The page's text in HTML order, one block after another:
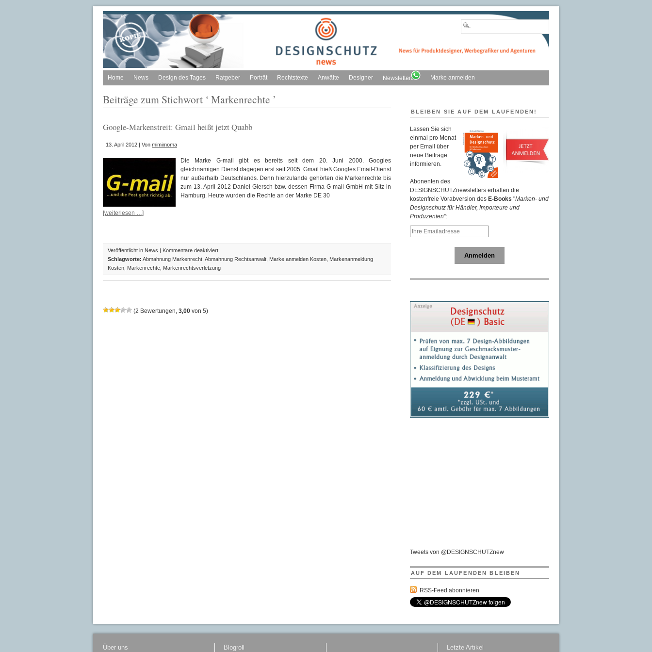
Home News Design des Tages Ratgeber Porträt Rechtstexte Anwälte Designer Newsletter Marke anmelden
Beiträge zum Stichwort ‘ Markenrechte ’
Google-Markenstreit: Gmail heißt jetzt Quabb
13. April 2012 | Von mimimoma
Die Marke G-mail gibt es bereits seit dem 20. Juni 2000. Googles
gleichnamigen Dienst dagegen erst seit 2005. Gmail hieß Googles Email-Dienst
nur außerhalb Deutschlands. Denn hierzulande gehörten die Markenrechte bis
zum 13. April 2012 Daniel Giersch bzw. dessen Firma G-mail GmbH mit Sitz in
Hamburg. Heute wurden die Rechte an der Marke DE 30
[weiterlesen …]
Veröffentlicht in News Kommentare deaktiviertfür
Google-
Markenstreit:
Schlagworte: Abmahnung Markenrecht, Abmahnung Rechtsanwalt, Marke anmelden Kosten, Markenanmeldung
Kosten, Markenrechte, Markenrechtsverletzung
(2 Bewertungen, 3,00 von 5)
BLEIBEN SIE AUF DEM LAUFENDEN!
Lassen Sie sich
einmal pro Monat
per Email über
neue Beiträge
informieren.
Abonenten des
DESIGNSCHUTZnewsletters erhalten die
kostenfreie Vorabversion des E-Books "Marken- und
Designschutz für Händler, Importeure und
Produzenten":
Anmelden
Tweets von @DESIGNSCHUTZnew
AUF DEM LAUFENDEN BLEIBEN
RSS-Feed abonnieren
Über uns Blogroll Letzte Artikel